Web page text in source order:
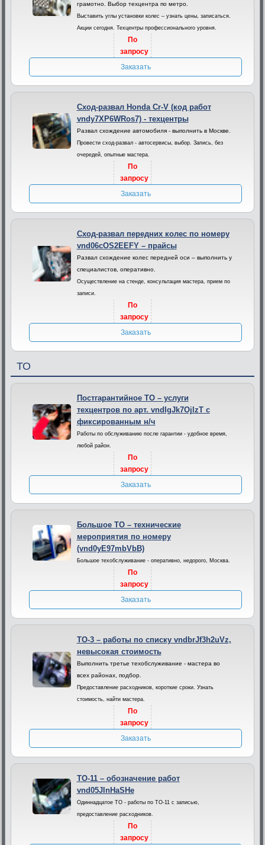
грамотно. Выбор техцентра по метро.
Выставить углы установки колес – узнать цены, записаться.
Акции сегодня. Техцентры профессионального уровня.
По
запросу
Заказать
Сход-развал Honda Cr-V (код работ
vndy7XP6WRos7) - техцентры
Развал схождение автомобиля - выполнить в Москве.
Провести сход-развал - автосервисы, выбор. Запись, без
очередей, опытные мастера.
По
запросу
Заказать
Сход-развал передних колес по номеру
vnd06cOS2EEFY – прайсы
Развал схождение колес передней оси – выполнить у
специалистов, оперативно.
Осуществление на стенде, консультация мастера, прием по
записи.
По
запросу
Заказать
ТО
Постгарантийное ТО – услуги
техцентров по арт. vndIgJk7OjlzT с
фиксированным н/ч
Работы по обслуживанию после гарантии - удобное время,
любой район.
По
запросу
Заказать
Большое ТО – технические
мероприятия по номеру
(vnd0yE97mbVbB)
Большое техобслуживание - оперативно, недорого, Москва.
По
запросу
Заказать
ТО-3 – работы по списку vndbrJf3h2uVz,
невысокая стоимость
Выполнить третье техобслуживание - мастера во
всех районах, подбор.
Предоставление расходников, короткие сроки. Узнать
стоимость, найти мастера.
По
запросу
Заказать
ТО-11 – обозначение работ
vnd05JlnHaSHe
Одиннадцатое ТО - работы по ТО-11 с записью,
предоставление расходников.
По
запросу